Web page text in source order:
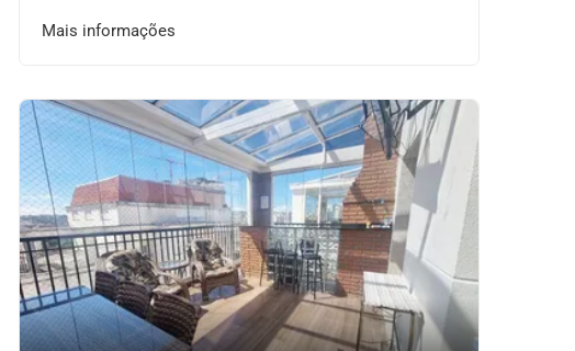
Mais informações